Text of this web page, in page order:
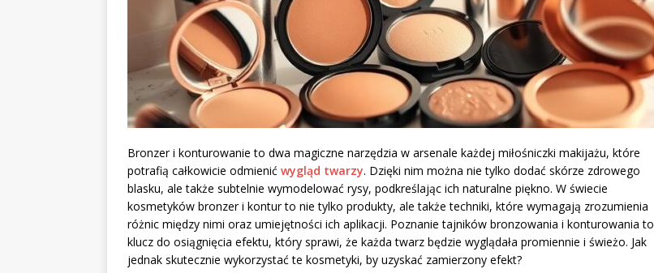
Bronzer i konturowanie to dwa magiczne narzędzia w arsenale każdej miłośniczki makijażu, które
potrafią całkowicie odmienić wygląd twarzy. Dzięki nim można nie tylko dodać skórze zdrowego
blasku, ale także subtelnie wymodelować rysy, podkreślając ich naturalne piękno. W świecie
kosmetyków bronzer i kontur to nie tylko produkty, ale także techniki, które wymagają zrozumienia
różnic między nimi oraz umiejętności ich aplikacji. Poznanie tajników bronzowania i konturowania to
klucz do osiągnięcia efektu, który sprawi, że każda twarz będzie wyglądała promiennie i świeżo. Jak
jednak skutecznie wykorzystać te kosmetyki, by uzyskać zamierzony efekt?